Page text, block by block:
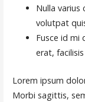
Nulla
volutpat
Fusce id mi
erat,
Lorem ipsum
Morbi sagittis,